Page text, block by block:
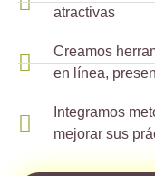
atractivas
Creamos
en línea,
Integramos
mejorar sus